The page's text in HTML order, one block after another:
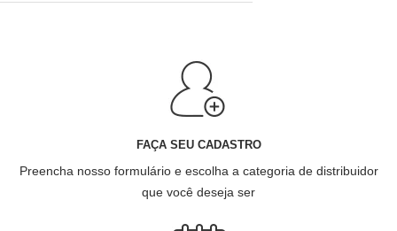
FAÇA SEU CADASTRO
Preencha nosso formulário e escolha a categoria de distribuidor
que você deseja ser